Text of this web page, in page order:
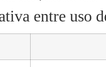
entre uso